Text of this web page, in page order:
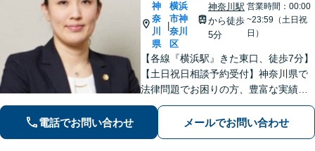
神
奈
川
県
|
横浜
市神
奈川
区
神奈川駅
から徒歩
5分
営業時間：00:00
~23:59（土日祝
日）
【各線『横浜駅』きた東口、徒歩7分】
【土日祝日相談予約受付】神奈川県で
法律問題でお困りの方、豊富な実績と
専門性を持つ弁護士が、ともに解決を
目指します。どうぞお気軽にご相談く
ださい。
電話でお問い合わせ メールでお問い合わせ